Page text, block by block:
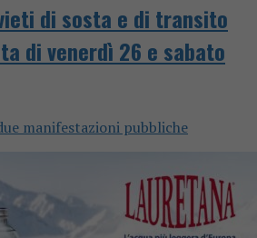
di sosta e di transito
di venerdì 26 e sabato
manifestazioni pubbliche